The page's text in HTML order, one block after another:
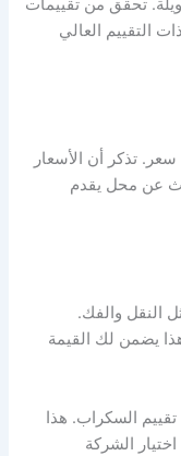
تحقق من تقييمات
التقييم العالي
تذكر أن الأسعار
عن محل يقدم
النقل والفك.
يضمن لك القيمة
السكراب. هذا
الشركة